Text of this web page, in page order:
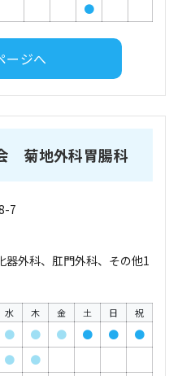
●
ージへ
菊地外科胃腸科
7
器外科、肛門外科、その他1
水 木 金 土 日 祝
● ● ● ● ●
●
●
●